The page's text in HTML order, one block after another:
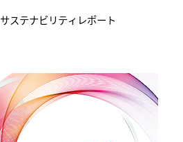
サステナビリティレポート